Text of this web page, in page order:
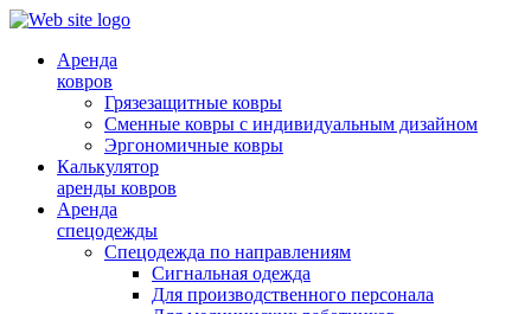
Аренда
ковров
Грязезащитные ковры
Сменные ковры с индивидуальным дизайном
Эргономичные ковры
Калькулятор
аренды ковров
Аренда
спецодежды
Спецодежда по направлениям
Сигнальная одежда
Для производственного персонала